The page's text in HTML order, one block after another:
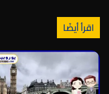
اقرأ أيضًا